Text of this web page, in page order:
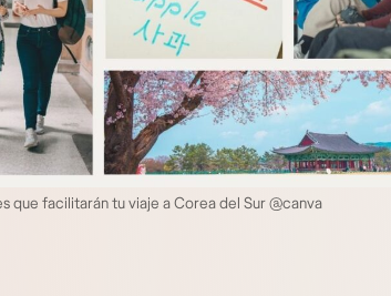
que facilitarán tu viaje a Corea del Sur @canva